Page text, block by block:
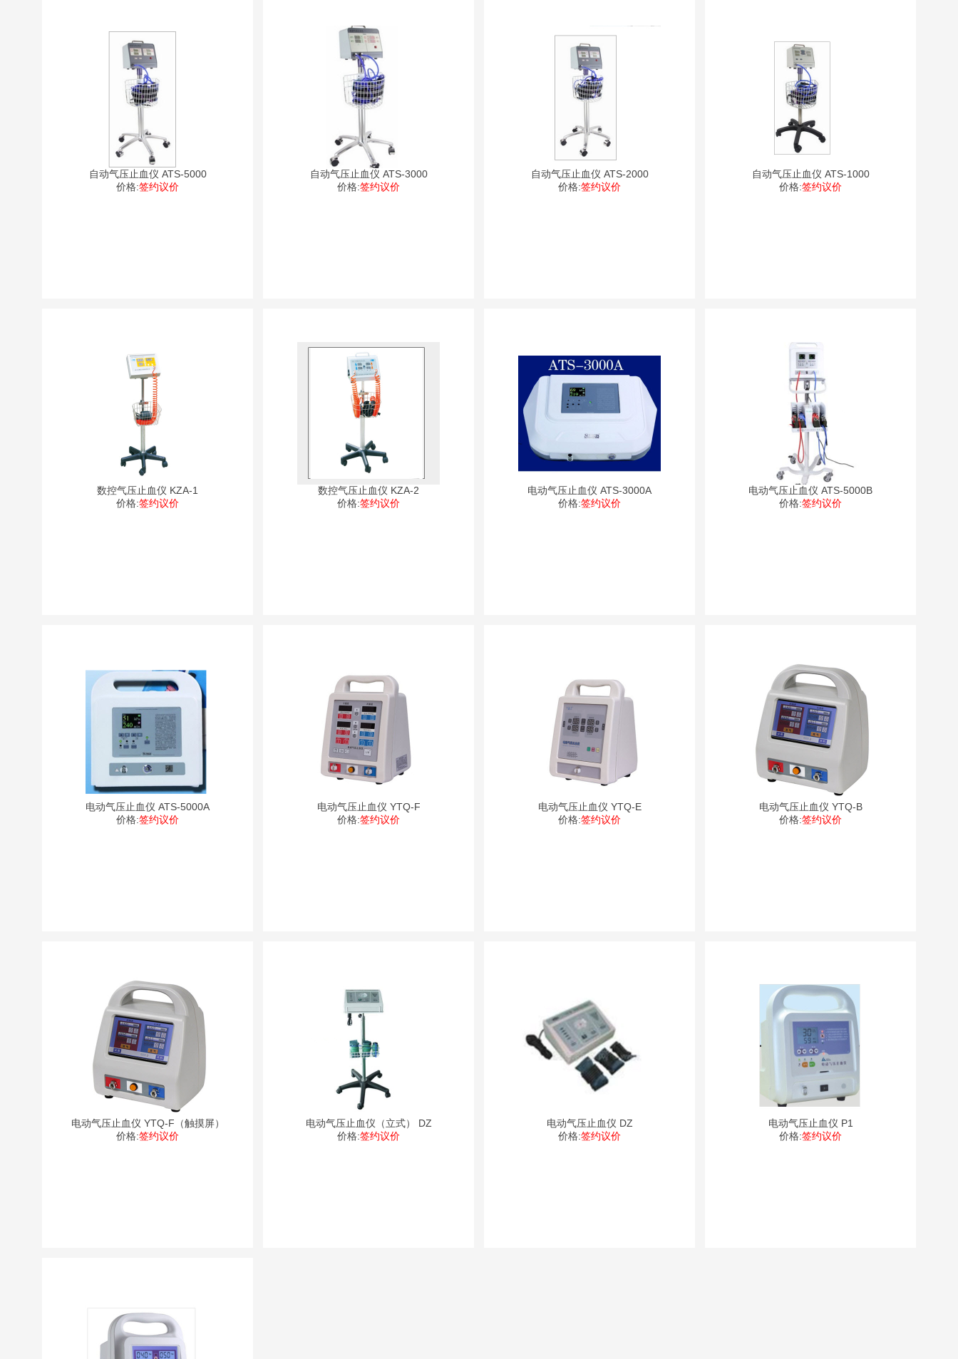
自动气压止血仪 ATS-5000
价格:签约议价
自动气压止血仪 ATS-3000
价格:签约议价
自动气压止血仪 ATS-2000
价格:签约议价
自动气压止血仪 ATS-1000
价格:签约议价
数控气压止血仪 KZA-1
价格:签约议价
数控气压止血仪 KZA-2
价格:签约议价
电动气压止血仪 ATS-3000A
价格:签约议价
电动气压止血仪 ATS-5000B
价格:签约议价
电动气压止血仪 ATS-5000A
价格:签约议价
电动气压止血仪 YTQ-F
价格:签约议价
电动气压止血仪 YTQ-E
价格:签约议价
电动气压止血仪 YTQ-B
价格:签约议价
电动气压止血仪 YTQ-F（触摸屏）
价格:签约议价
电动气压止血仪（立式） DZ
价格:签约议价
电动气压止血仪 DZ
价格:签约议价
电动气压止血仪 P1
价格:签约议价